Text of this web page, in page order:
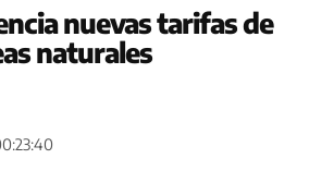
nuevas tarifas de
naturales